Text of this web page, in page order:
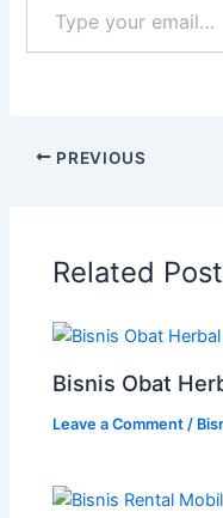
PREVIOUS
Related
Bisnis Obat
Leave a Comment /